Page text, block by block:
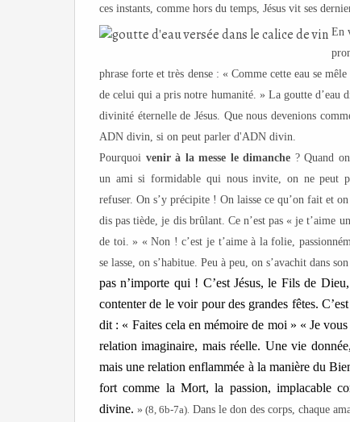
ces instants, comme hors du temps, Jésus vit ses
En
phrase forte et très dense : « Comme cette eau se
de celui qui a pris notre humanité. » La goutte d’eau
divinité éternelle de Jésus. Que nous devenions
ADN divin, si on peut parler d'ADN divin.
Pourquoi venir à la messe le dimanche ? Quand
un ami si formidable qui nous invite, on ne peut
refuser. On s’y précipite ! On laisse ce qu’on fait et
dis pas tiède, je dis brûlant. Ce n’est pas « je t’aime
de toi. » « Non ! c’est je t’aime à la folie,
se lasse, on s’habitue. Peu à peu, on s’avachit dans
pas n’importe qui ! C’est Jésus,le Fils de Dieu,
contenter de le voir pourdes grandes fêtes.
dit : « Faites cela en mémoire de moi » « Jevous
relation imaginaire, mais réelle. Une vie
mais une relation enflammée à la manière duB
fort comme la Mort, la passion, implacable
divine. » (8, 6b-7a). Dans le don des corps, chaque